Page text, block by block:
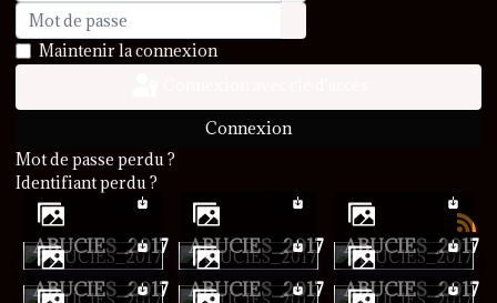
Mot de passe
Afficher le mot de passe
Maintenir la connexion
Connexion
Mot de passe perdu ?
Identifiant perdu ?
ABUCIES_2017 ABUCIES_2017
ABUCIES_2017
ABUCIES_2017
ABUCIES_2017
ABUCIES_2017